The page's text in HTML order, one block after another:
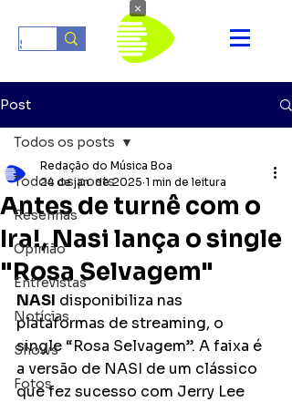
Post
Todos os posts
Resenhas
Opinião
Entrevistas
Notícias
Shows
Fotos
Todos os posts
Antes de turnê com o
Ira!, Nasi lança o single
"Rosa Selvagem"
Redação do Música Boa
24 de jan. de 2025 1 min de leitura
NASI disponibiliza nas
plataformas de streaming, o
single “Rosa Selvagem”. A faixa é
a versão de NASI de um clássico
que fez sucesso com Jerry Lee
×